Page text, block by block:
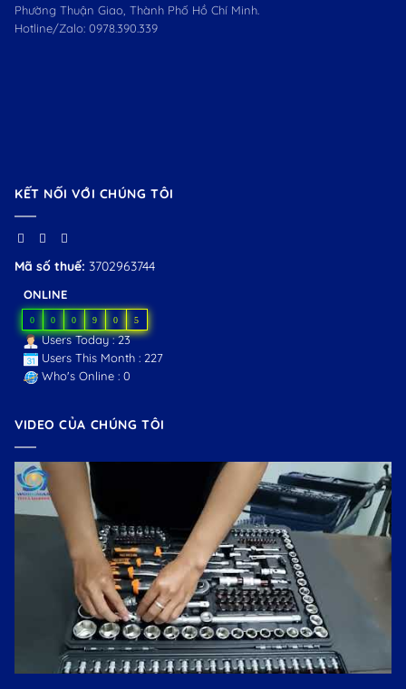
Phường Thuận Giao, Thành Phố Hồ Chí Minh.
Hotline/Zalo: 0978.390.339
KẾT NỐI VỚI CHÚNG TÔI
Mã số thuế: 3702963744
ONLINE
0 0 0 9 0 5
Users Today : 23
Users This Month : 227
Who's Online : 0
VIDEO CỦA CHÚNG TÔI